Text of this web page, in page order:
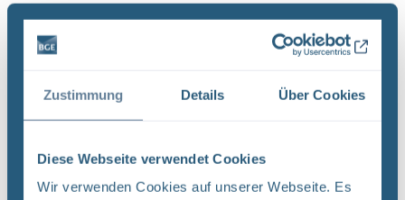
Zustimmung Details Über Cookies
Diese Webseite verwendet Cookies
Wir verwenden Cookies auf unserer Webseite. Es
Wesentliche Arbeiten
Neben dem Neubau der beiden Seilfahrtanlagen
qualifiziert werden.